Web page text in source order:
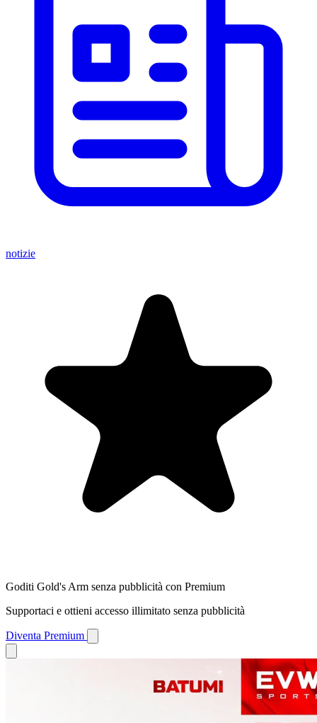
notizie
Goditi Gold's Arm senza pubblicità con Premium
Supportaci e ottieni accesso illimitato senza pubblicità
Diventa Premium